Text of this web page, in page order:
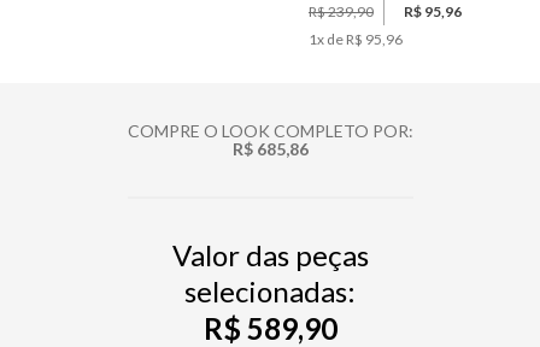
R$ 239,90
R$ 95,96
1x de R$ 95,96
COMPRE O LOOK COMPLETO POR:
R$ 685,86
Valor das peças
selecionadas:
R$ 589,90